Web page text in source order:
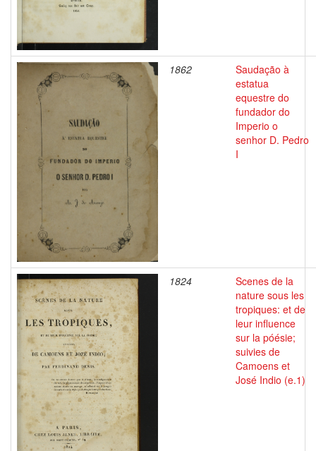
1862
Saudação à
estatua
equestre do
fundador do
Imperio o
senhor D. Pedro
I
1824
Scenes de la
nature sous les
tropiques: et de
leur influence
sur la póésie;
suivies de
Camoens et
José Indio (e.1)